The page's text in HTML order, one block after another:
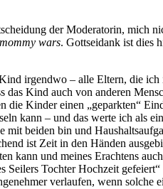
der Moderatorin, mich
mommy wars. Gottseidank ist dies
irgendwo – alle Eltern, die
Kind auch von anderen
die Kinder einen „geparkten“
kann – und das werte ich als
beiden bin und
ist Zeit in den Händen
kann und meines Erachtens
Seilers Tochter Hochzeit
verlaufen, wenn solche